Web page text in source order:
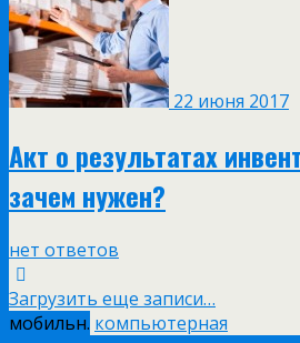
22 июня 2017
Акт о результатах
зачем нужен?
нет ответов
Загрузить еще записи…
мобильн. компьютерная